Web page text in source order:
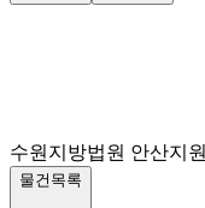
수원지방법원 안산지원
물건목록